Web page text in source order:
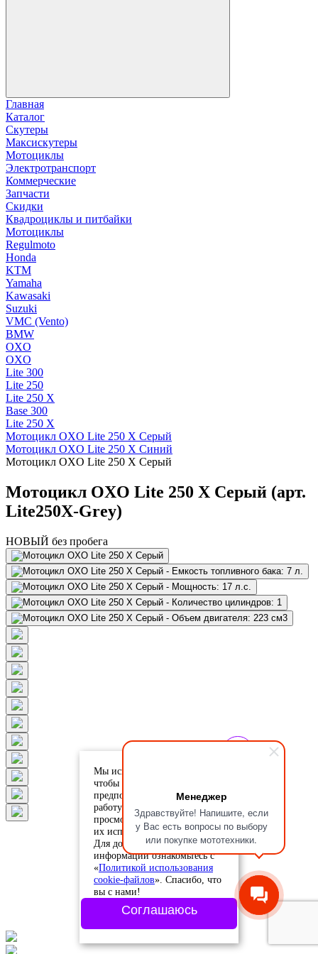
Менеджер
Здравствуйте! Напишите, если
у Вас есть вопросы по выбору
или покупке мототехники.
Главная
Каталог
Скутеры
Максискутеры
Мотоциклы
Электротранспорт
Коммерческие
Запчасти
Скидки
Квадроциклы и питбайки
Мотоциклы
Regulmoto
Honda
KTM
Yamaha
Kawasaki
Suzuki
VMC (Vento)
BMW
OXO
OXO
Lite 300
Lite 250
Lite 250 X
Base 300
Lite 250 X
Мотоцикл OXO Lite 250 X Серый
Мотоцикл OXO Lite 250 X Синий
Мотоцикл OXO Lite 250 X Серый
Мотоцикл OXO Lite 250 X Серый (арт.
Lite250X-Grey)
НОВЫЙ без пробега
Мы используем cookie-файлы,
чтобы учесть ваши
предпочтения и улучшить
работу сайта. Продолжая
просмотр, вы соглашаетесь с
их использованием.
Для дополнительной
информации ознакомьтесь с
«Политикой использования
cookie-файлов». Спасибо, что
вы с нами!
Соглашаюсь